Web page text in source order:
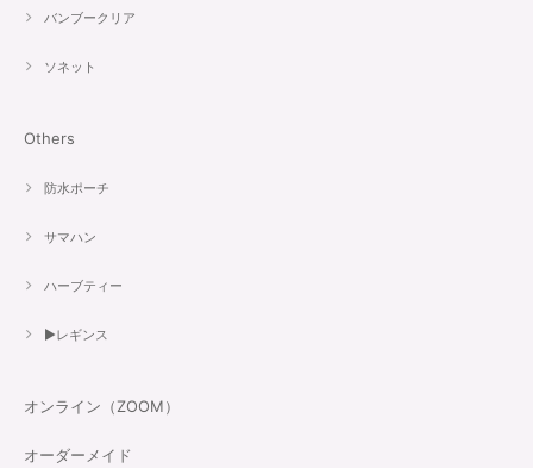
バンブークリア
ソネット
Others
防水ポーチ
サマハン
ハーブティー
▶︎レギンス
オンライン（ZOOM）
オーダーメイド